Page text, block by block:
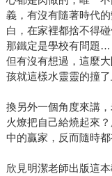
義，有沒有隨著時代
白，在家裡都捨不得
那鐵定是學校有問題
但有沒有想過，這麼
孩就這樣水靈靈的撞了
換另外一個角度來講
火燎把自己給燒起來
中的贏家，反而隨時都
欣見明潔老師出版這